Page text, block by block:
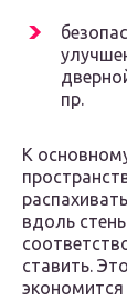
пр.
К
вдоль
ставить.